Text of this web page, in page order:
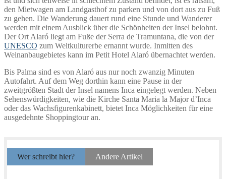
den Mietwagen am Landgasthof zu parken und von dort aus zu Fuß
zu gehen. Die Wanderung dauert rund eine Stunde und Wanderer
werden mit einem Ausblick über die Schönheiten der Insel belohnt.
Der Ort Alaró liegt am Fuße der Serra de Tramuntana, die von der
UNESCO zum Weltkulturerbe ernannt wurde. Inmitten des
Weinanbaugebietes kann im Petit Hotel Alaró übernachtet werden.
Bis Palma sind es von Alaró aus nur noch zwanzig Minuten
Autofahrt. Auf dem Weg dorthin kann eine Pause in der
zweitgrößten Stadt der Insel namens Inca eingelegt werden. Neben
Sehenswürdigkeiten, wie die Kirche Santa Maria la Major d’Inca
oder das Wachsfigurenkabinett, bietet Inca Möglichkeiten für eine
ausgedehnte Shoppingtour an.
Wer schreibt hier? Andere Artikel